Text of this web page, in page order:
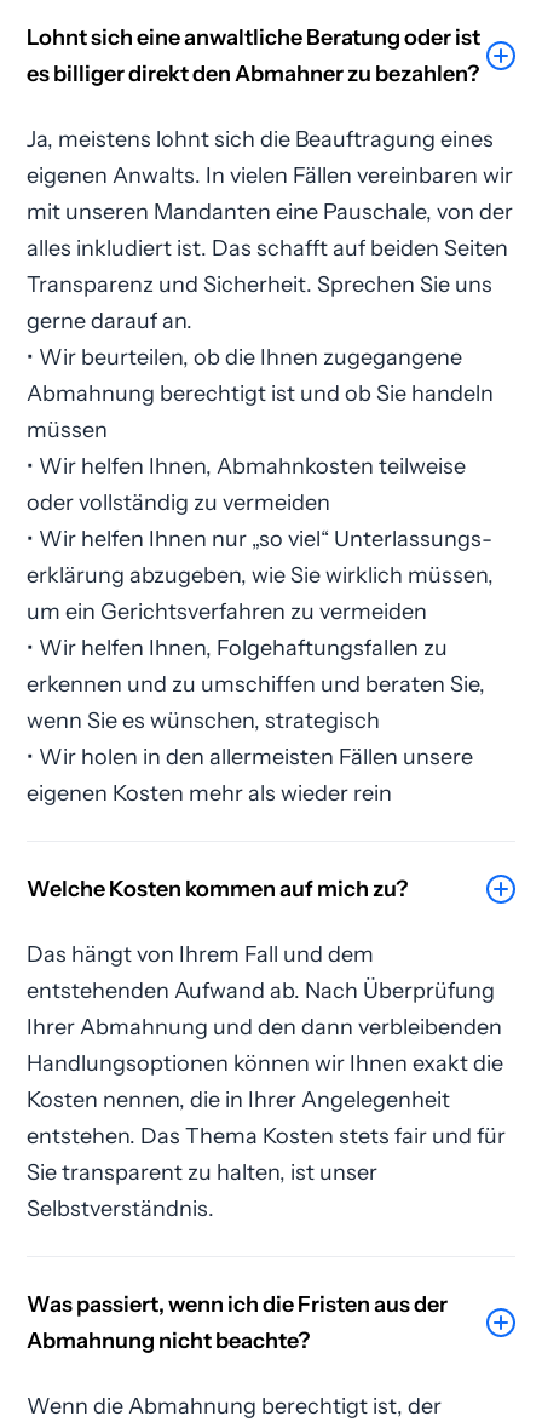
Lohnt sich eine anwaltliche Beratung oder ist
es billiger direkt den Abmahner zu bezahlen?
Ja, meistens lohnt sich die Beauftragung eines
eigenen Anwalts. In vielen Fällen vereinbaren wir
mit unseren Mandanten eine Pauschale, von der
alles inkludiert ist. Das schafft auf beiden Seiten
Transparenz und Sicherheit. Sprechen Sie uns
gerne darauf an.
• Wir beurteilen, ob die Ihnen zugegangene
Abmahnung berechtigt ist und ob Sie handeln
müssen
• Wir helfen Ihnen, Abmahnkosten teilweise
oder vollständig zu vermeiden
• Wir helfen Ihnen nur „so viel“ Unterlassungs­
erklärung abzugeben, wie Sie wirklich müssen,
um ein Gerichtsverfahren zu vermeiden
• Wir helfen Ihnen, Folgehaftungsfallen zu
erkennen und zu umschiffen und beraten Sie,
wenn Sie es wünschen, strategisch
• Wir holen in den allermeisten Fällen unsere
eigenen Kosten mehr als wieder rein
Welche Kosten kommen auf mich zu?
Das hängt von Ihrem Fall und dem
entstehenden Aufwand ab. Nach Überprüfung
Ihrer Abmahnung und den dann verbleibenden
Handlungsoptionen können wir Ihnen exakt die
Kosten nennen, die in Ihrer Angelegenheit
entstehen. Das Thema Kosten stets fair und für
Sie transparent zu halten, ist unser
Selbstverständnis.
Was passiert, wenn ich die Fristen aus der
Abmahnung nicht beachte?
Wenn die Abmahnung berechtigt ist, der